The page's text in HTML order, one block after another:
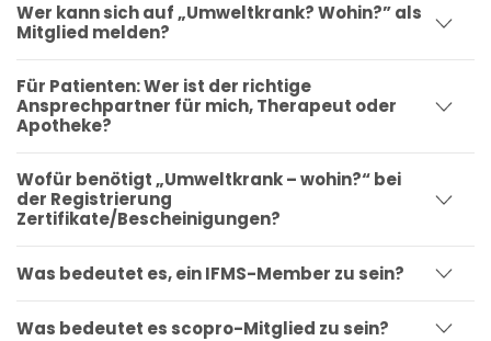
Wer kann sich auf „Umweltkrank? Wohin?” als
Mitglied melden?
Für Patienten: Wer ist der richtige
Ansprechpartner für mich, Therapeut oder
Apotheke?
Wofür benötigt „Umweltkrank – wohin?“ bei
der Registrierung
Zertifikate/Bescheinigungen?
Was bedeutet es, ein IFMS-Member zu sein?
Was bedeutet es scopro-Mitglied zu sein?